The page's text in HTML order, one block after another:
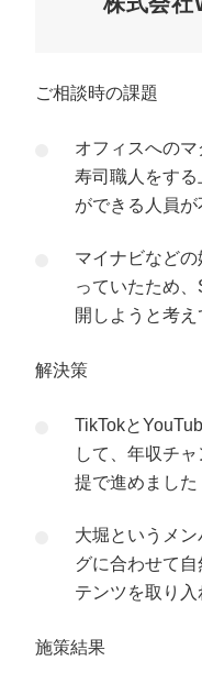
ご相談時の課題
オフィスへの
寿司職人をする
ができる人員
マイナビなど
っていたため
開しようと考え
解決策
TikTokと
して、年収チ
提で進めました
大堀というメ
グに合わせて
テンツを取り
施策結果